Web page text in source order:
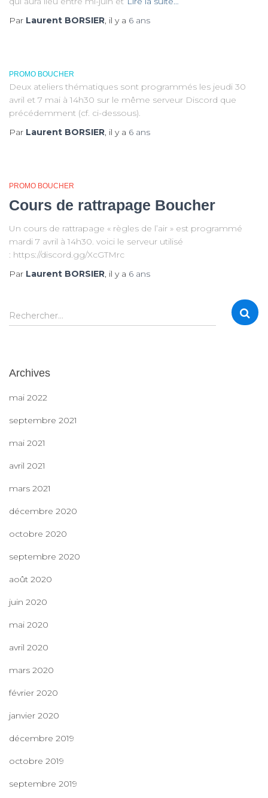
Par Laurent BORSIER, il y a 6 ans
PROMO BOUCHER
Deux ateliers thématiques sont programmés les jeudi 30
avril et 7 mai à 14h30 sur le même serveur Discord que
précédemment (cf. ci-dessous).
Par Laurent BORSIER, il y a 6 ans
PROMO BOUCHER
Cours de rattrapage Boucher
Un cours de rattrapage « règles de l’air » est programmé
mardi 7 avril à 14h30. voici le serveur utilisé
: https://discord.gg/XcGTMrc
Par Laurent BORSIER, il y a 6 ans
R
e
r
h
Rechercher…
Archives
mai 2022
septembre 2021
mai 2021
avril 2021
mars 2021
décembre 2020
octobre 2020
septembre 2020
août 2020
juin 2020
mai 2020
avril 2020
mars 2020
février 2020
janvier 2020
décembre 2019
octobre 2019
septembre 2019